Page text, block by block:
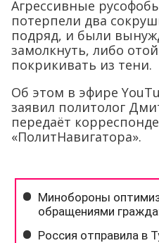
Агрессивные
потерпели два
подряд, и были
замолкнуть, либо
покрикивать из тени.
Об этом в эфире
заявил политолог
передаёт
«ПолитНавигатора».